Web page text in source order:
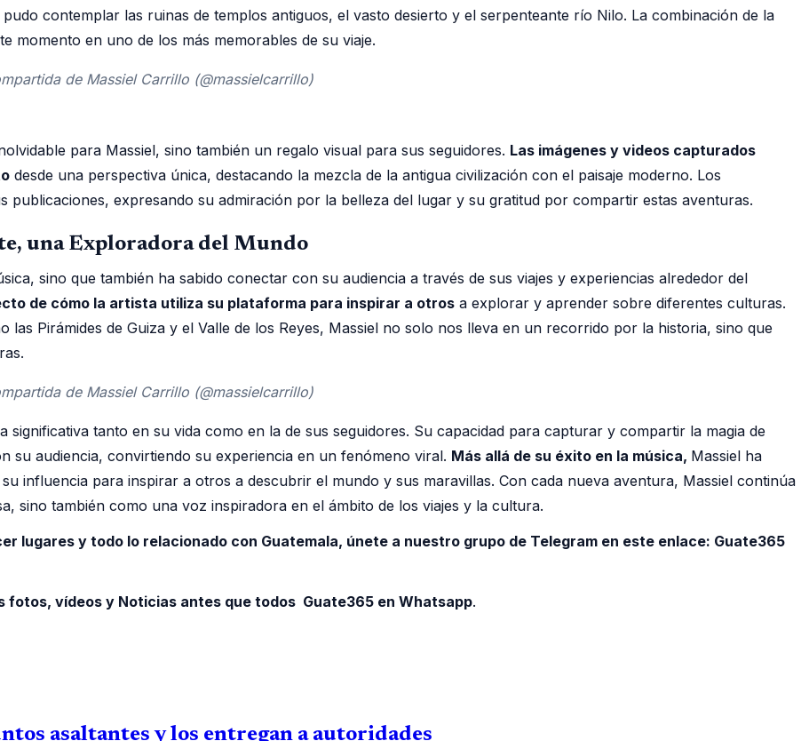
contemplar las ruinas de templos antiguos, el vasto desierto y el serpenteante río Nilo. La combinación de la
momento en uno de los más memorables de su viaje.
de Massiel Carrillo (@massielcarrillo)
para Massiel, sino también un regalo visual para sus seguidores. Las imágenes y videos capturados
desde una perspectiva única, destacando la mezcla de la antigua civilización con el paisaje moderno. Los
publicaciones, expresando su admiración por la belleza del lugar y su gratitud por compartir estas aventuras.
una Exploradora del Mundo
sino que también ha sabido conectar con su audiencia a través de sus viajes y experiencias alrededor del
de cómo la artista utiliza su plataforma para inspirar a otros a explorar y aprender sobre diferentes culturas.
Pirámides de Guiza y el Valle de los Reyes, Massiel no solo nos lleva en un recorrido por la historia, sino que
de Massiel Carrillo (@massielcarrillo)
significativa tanto en su vida como en la de sus seguidores. Su capacidad para capturar y compartir la magia de
su audiencia, convirtiendo su experiencia en un fenómeno viral. Más allá de su éxito en la música, Massiel ha
influencia para inspirar a otros a descubrir el mundo y sus maravillas. Con cada nueva aventura, Massiel continúa
sino también como una voz inspiradora en el ámbito de los viajes y la cultura.
lugares y todo lo relacionado con Guatemala, únete a nuestro grupo de Telegram en este enlace: Guate365
vídeos y Noticias antes que todos Guate365 en Whatsapp.
asaltantes y los entregan a autoridades